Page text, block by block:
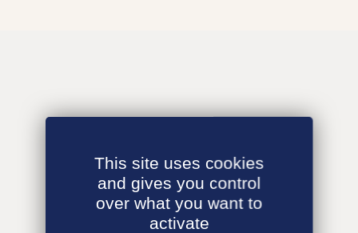
This site uses cookies
and gives you control
over what you want to
activate